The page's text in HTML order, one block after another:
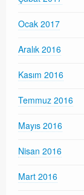
Ocak 2017
Aralık 2016
Kasım 2016
Temmuz 2016
Mayıs 2016
Nisan 2016
Mart 2016